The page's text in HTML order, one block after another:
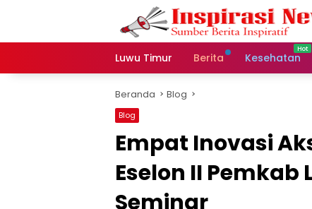
Luwu Timur Berita Kesehatan
Beranda Blog
Blog
Empat Inovasi
Eselon II
Seminar